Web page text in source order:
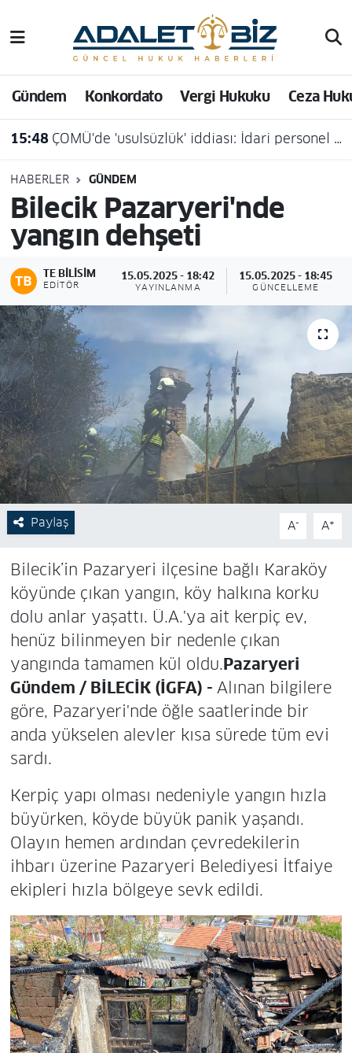
Gündem Konkordato Vergi Hukuku Ceza
15:48 ÇOMÜ'de 'usulsüzlük' iddiası: İdari personel açığa alındı
HABERLER GÜNDEM
Bilecik Pazaryeri'nde
yangın dehşeti
TE BILISIM
EDITÖR
15.05.2025 - 18:42
YAYINLANMA
15.05.2025 - 18:45
GÜNCELLEME
Paylaş A- A+
Bilecik’in Pazaryeri ilçesine bağlı Karaköy
köyünde çıkan yangın, köy halkına korku
dolu anlar yaşattı. Ü.A.'ya ait kerpiç ev,
henüz bilinmeyen bir nedenle çıkan
yangında tamamen kül oldu.Pazaryeri
Gündem / BİLECİK (İGFA) - Alınan bilgilere
göre, Pazaryeri'nde öğle saatlerinde bir
anda yükselen alevler kısa sürede tüm evi
sardı.
Kerpiç yapı olması nedeniyle yangın hızla
büyürken, köyde büyük panik yaşandı.
Olayın hemen ardından çevredekilerin
ihbarı üzerine Pazaryeri Belediyesi İtfaiye
ekipleri hızla bölgeye sevk edildi.
Hava Durumu
Trafik Durumu
Süper Lig Puan Durumu ve Fikstür
Tüm Manşetler
Son Dakika Haberleri